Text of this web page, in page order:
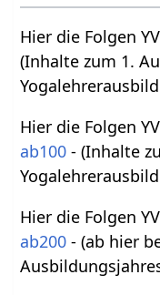
Hier die Folgen
(Inhalte zum 1.
Hier die Folgen
ab100 - (Inhalte
Hier die Folgen
ab200 - (ab hier